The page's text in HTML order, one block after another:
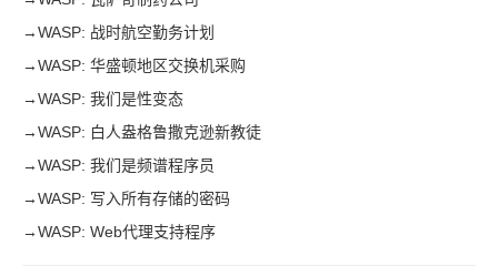
→WASP: 战时航空勤务计划
→WASP: 华盛顿地区交换机采购
→WASP: 我们是性变态
→WASP: 白人盎格鲁撒克逊新教徒
→WASP: 我们是频谱程序员
→WASP: 写入所有存储的密码
→WASP: Web代理支持程序